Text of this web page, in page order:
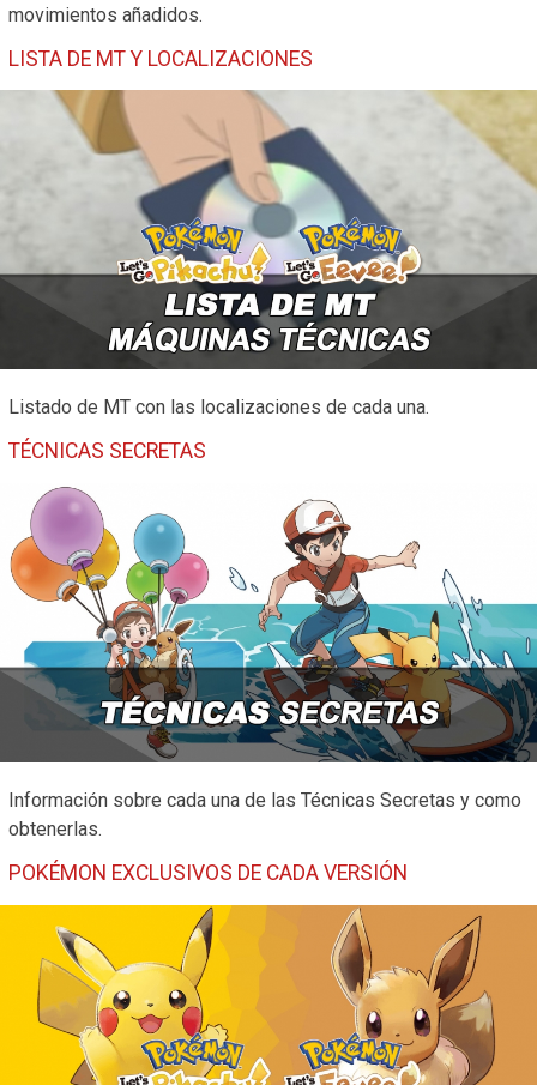
movimientos añadidos.
LISTA DE MT Y LOCALIZACIONES
Listado de MT con las localizaciones de cada una.
TÉCNICAS SECRETAS
Información sobre cada una de las Técnicas Secretas y como
obtenerlas.
POKÉMON EXCLUSIVOS DE CADA VERSIÓN